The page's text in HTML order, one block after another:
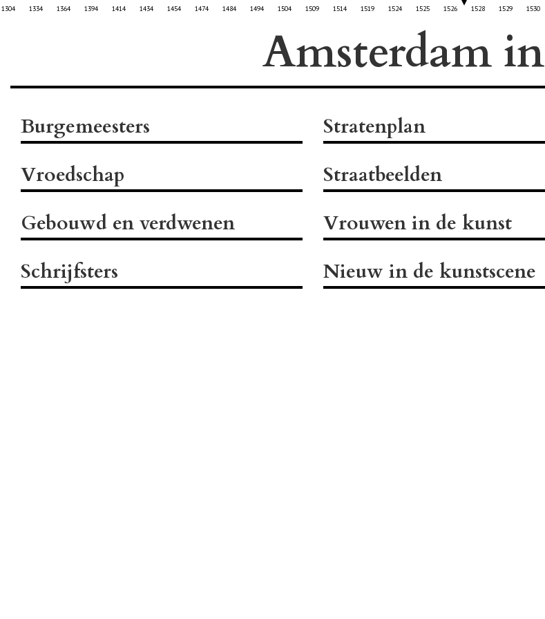
1304 1334 1364 1394 1414 1434 1454 1474 1484 1494 1504 1509 1514 1519 1524 1525 1526 1528 1529 1530
Amsterdam in
Burgemeesters
Vroedschap
Gebouwd en verdwenen
Schrijfsters
Stratenplan
Straatbeelden
Vrouwen in de kunst
Nieuw in de kunstscene